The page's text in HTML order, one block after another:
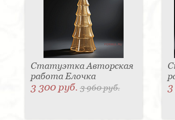
Статуэтка Авторская
работа Елочка
3 300 руб.3 960 руб.